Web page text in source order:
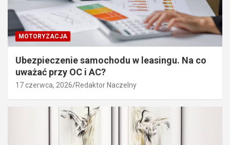
MOTORYZACJA
Ubezpieczenie samochodu w leasingu. Na co
uważać przy OC i AC?
17 czerwca, 2026 Redaktor Naczelny